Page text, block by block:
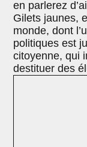
en parlerez
Gilets jaunes,
monde, dont
politiques est
citoyenne, qui
destituer des